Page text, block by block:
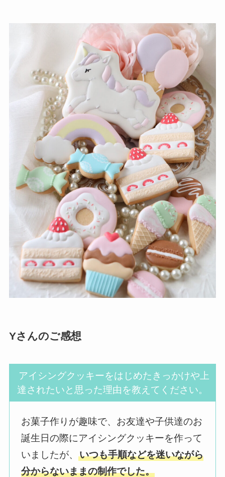
Yさんのご感想
アイシングクッキーをはじめたきっかけや上
達されたいと思った理由を教えてください。
お菓子作りが趣味で、お友達や子供達のお
誕生日の際にアイシングクッキーを作って
いましたが、いつも手順などを迷いながら
分からないままの制作でした。